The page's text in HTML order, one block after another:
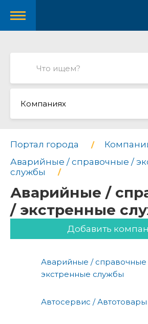
Компаниях
Портал города
Аварийные / справочные /
службы
Аварийные /
/ экстренные
Добавить
Аварийные / справочные
экстренные службы
Автосервис / Автотовары